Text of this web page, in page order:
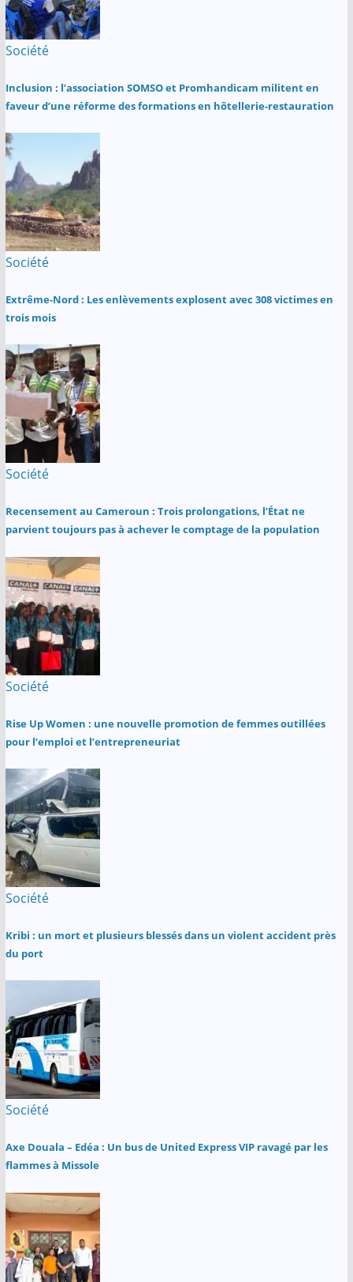
Société
Inclusion : l’association SOMSO et Promhandicam militent en
faveur d’une réforme des formations en hôtellerie-restauration
Société
Extrême-Nord : Les enlèvements explosent avec 308 victimes en
trois mois
Société
Recensement au Cameroun : Trois prolongations, l’État ne
parvient toujours pas à achever le comptage de la population
Société
Rise Up Women : une nouvelle promotion de femmes outillées
pour l’emploi et l’entrepreneuriat
Société
Kribi : un mort et plusieurs blessés dans un violent accident près
du port
Société
Axe Douala – Edéa : Un bus de United Express VIP ravagé par les
flammes à Missole